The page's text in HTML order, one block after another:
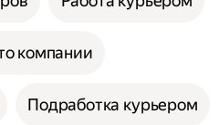
компании
Подработка курьером